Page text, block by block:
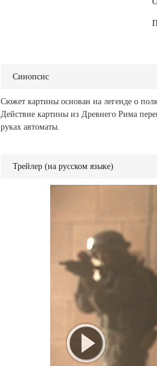
Синопсис
Сюжет картины основан на легенде о
Действие картины из Древнего Рима
руках автоматы.
Трейлер (на русском языке)